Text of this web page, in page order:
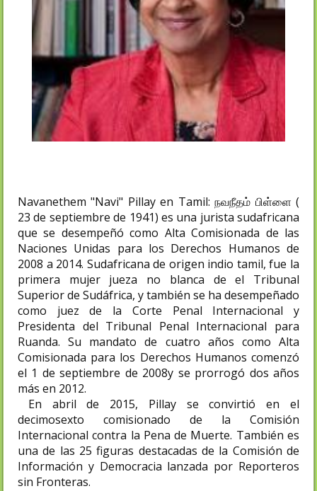
Navanethem "Navi" Pillay en Tamil: நவநீதம் பிள்ளை (
23 de septiembre de 1941) es una jurista sudafricana
que se desempeñó como Alta Comisionada de las
Naciones Unidas para los Derechos Humanos de
2008 a 2014. Sudafricana de origen indio tamil, fue la
primera mujer jueza no blanca de el Tribunal
Superior de Sudáfrica, y también se ha desempeñado
como juez de la Corte Penal Internacional y
Presidenta del Tribunal Penal Internacional para
Ruanda. Su mandato de cuatro años como Alta
Comisionada para los Derechos Humanos comenzó
el 1 de septiembre de 2008y se prorrogó dos años
más en 2012.
En abril de 2015, Pillay se convirtió en el
decimosexto comisionado de la Comisión
Internacional contra la Pena de Muerte. También es
una de las 25 figuras destacadas de la Comisión de
Información y Democracia lanzada por Reporteros
sin Fronteras.